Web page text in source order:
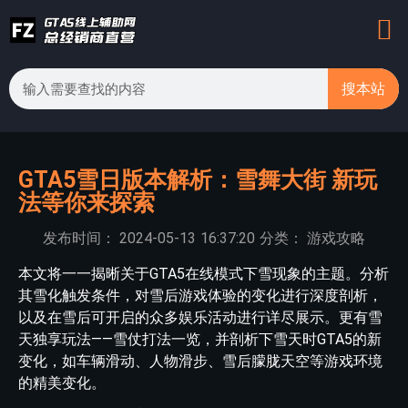
搜本站
GTA5雪日版本解析：雪舞大街 新玩
法等你来探索
发布时间： 2024-05-13 16:37:20 分类： 游戏攻略
本文将一一揭晰关于GTA5在线模式下雪现象的主题。分析
其雪化触发条件，对雪后游戏体验的变化进行深度剖析，
以及在雪后可开启的众多娱乐活动进行详尽展示。更有雪
天独享玩法——雪仗打法一览，并剖析下雪天时GTA5的新
变化，如车辆滑动、人物滑步、雪后朦胧天空等游戏环境
的精美变化。